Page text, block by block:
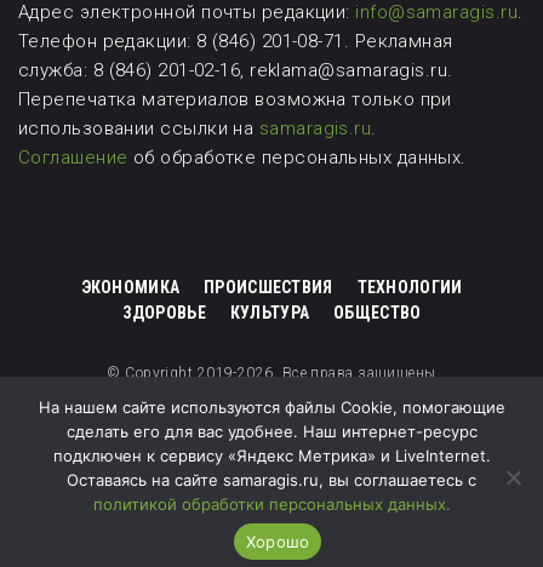
Адрес электронной почты редакции: info@samaragis.ru.
Телефон редакции: 8 (846) 201-08-71. Рекламная
служба: 8 (846) 201-02-16, reklama@samaragis.ru.
Перепечатка материалов возможнатолько при
использовании ссылки на samaragis.ru.
Соглашение об обработке персональных данных.
ЭКОНОМИКА ПРОИСШЕСТВИЯ
ТЕХНОЛОГИИ
ЗДОРОВЬЕ
КУЛЬТУРА ОБЩЕСТВО
© Copyright 2019-2026. Все права защищены
На нашем сайте используются файлы Cookie, помогающие
сделать его для вас удобнее. Наш интернет-ресурс
подключен к сервису «Яндекс Метрика» и LiveInternet.
Оставаясь на сайте samaragis.ru, вы соглашаетесь с
политикой обработки персональных данных.
Хорошо